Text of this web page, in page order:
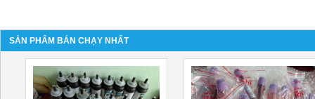
SẢN PHẨM BÁN CHẠY NHẤT